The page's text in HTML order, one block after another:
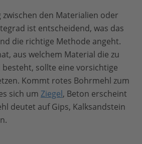
den Materialien oder
ist entscheidend, was das
die richtige Methode angeht.
aus welchem Material die zu
sollte eine vorsichtige
Kommt rotes Bohrmehl zum
sich um Ziegel, Beton erscheint
deutet auf Gips, Kalksandstein